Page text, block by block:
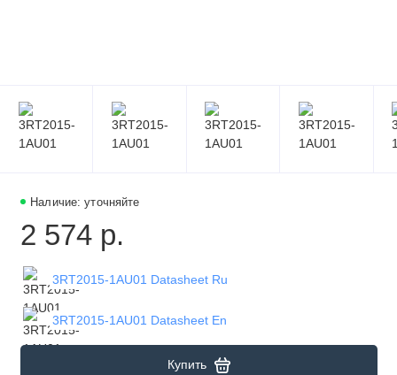
Наличие: уточняйте
2 574 р.
3RT2015-1AU01 Datasheet Ru
3RT2015-1AU01 Datasheet En
Купить